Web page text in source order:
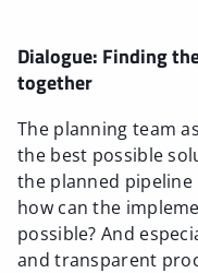
Dialogue: Finding
together
The planning team
the best possible
the planned
how can the
possible? And
and transparent